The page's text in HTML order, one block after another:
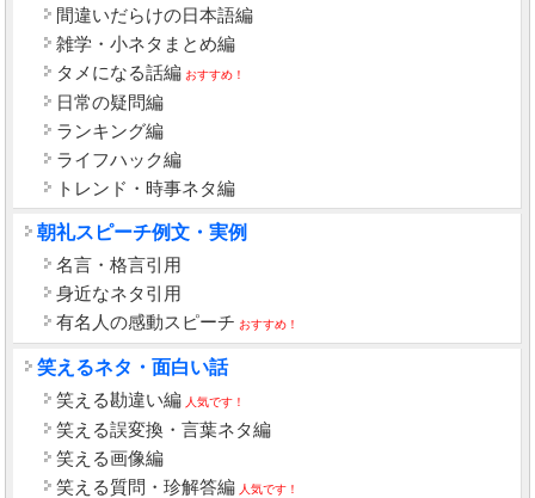
間違いだらけの日本語編
雑学・小ネタまとめ編
タメになる話編 おすすめ！
日常の疑問編
ランキング編
ライフハック編
トレンド・時事ネタ編
朝礼スピーチ例文・実例
名言・格言引用
身近なネタ引用
有名人の感動スピーチ おすすめ！
笑えるネタ・面白い話
笑える勘違い編 人気です！
笑える誤変換・言葉ネタ編
笑える画像編
笑える質問・珍解答編 人気です！